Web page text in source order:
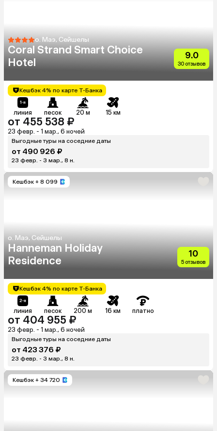
о. Маэ, Сейшелы
Coral Strand Smart Choice
Hotel
9.0
30 отзывов
Кешбэк 4% по карте Т-Банка
линия песок 20 м 15 км
от 455 538 ₽
23 февр. - 1 мар., 6 ночей
Выгодные туры на соседние даты
от 490 926 ₽
23 февр. - 3 мар., 8 н.
Кешбэк + 8 099
о. Маэ, Сейшелы
Hanneman Holiday
Residence
10
5 отзывов
Кешбэк 4% по карте Т-Банка
линия песок 200 м 16 км платно
от 404 955 ₽
23 февр. - 1 мар., 6 ночей
Выгодные туры на соседние даты
от 423 376 ₽
23 февр. - 3 мар., 8 н.
Кешбэк + 34 720